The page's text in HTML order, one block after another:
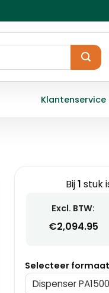
Klantenservice
Bij1 stuk
Excl. BTW:
€2,094.95
Selecteer formaat